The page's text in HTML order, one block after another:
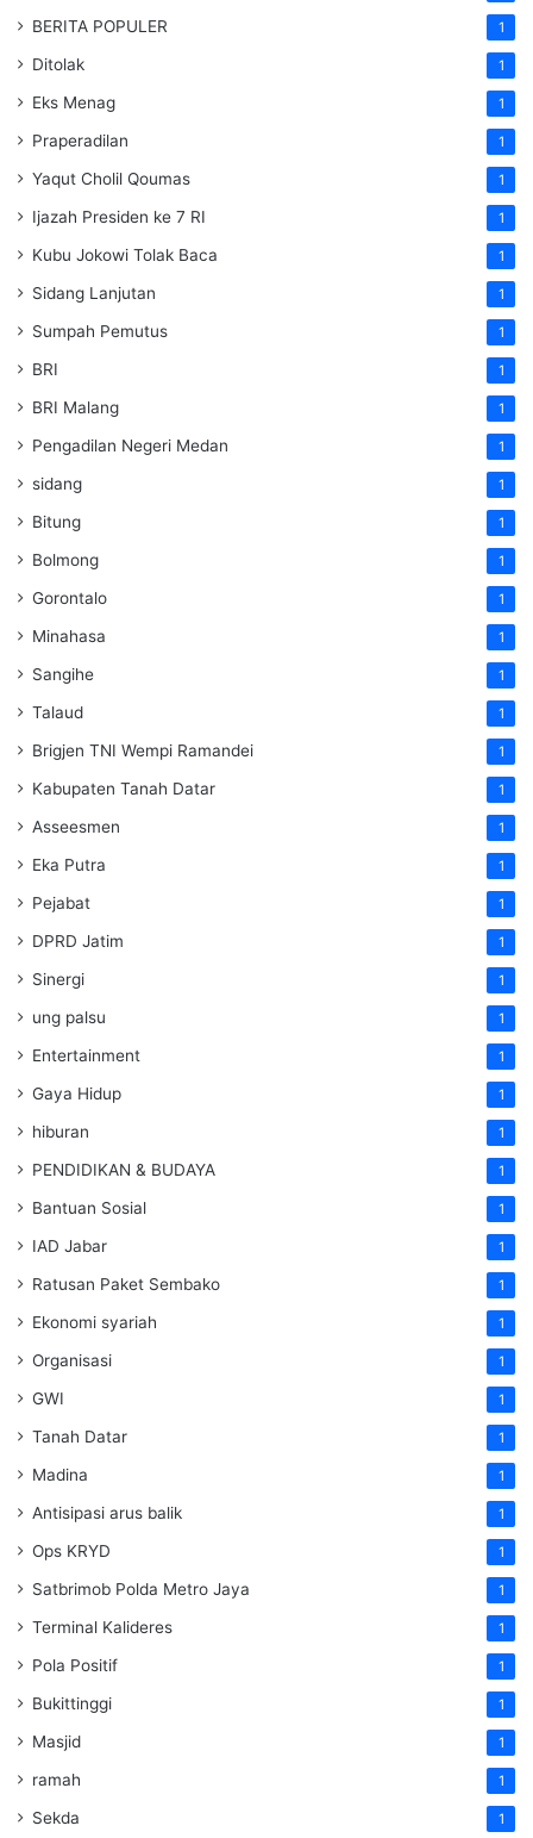
BERITA POPULER 1
Ditolak 1
Eks Menag 1
Praperadilan 1
Yaqut Cholil Qoumas 1
Ijazah Presiden ke 7 RI 1
Kubu Jokowi Tolak Baca 1
Sidang Lanjutan 1
Sumpah Pemutus 1
BRI 1
BRI Malang 1
Pengadilan Negeri Medan 1
sidang 1
Bitung 1
Bolmong 1
Gorontalo 1
Minahasa 1
Sangihe 1
Talaud 1
Brigjen TNI Wempi Ramandei 1
Kabupaten Tanah Datar 1
Asseesmen 1
Eka Putra 1
Pejabat 1
DPRD Jatim 1
Sinergi 1
ung palsu 1
Entertainment 1
Gaya Hidup 1
hiburan 1
PENDIDIKAN & BUDAYA 1
Bantuan Sosial 1
IAD Jabar 1
Ratusan Paket Sembako 1
Ekonomi syariah 1
Organisasi 1
GWI 1
Tanah Datar 1
Madina 1
Antisipasi arus balik 1
Ops KRYD 1
Satbrimob Polda Metro Jaya 1
Terminal Kalideres 1
Pola Positif 1
Bukittinggi 1
Masjid 1
ramah 1
Sekda 1